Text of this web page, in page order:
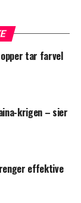
tar farvel
krigen – sier
effektive